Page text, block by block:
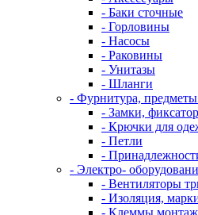
- Баки сточные
- Горловины
- Насосы
- Раковины
- Унитазы
- Шланги
- Фурнитура, предметы
- Замки,
- Крючки для
- Петли
-
- Электро-
- Вентиляторы
- Изоляция,
- Клеммы